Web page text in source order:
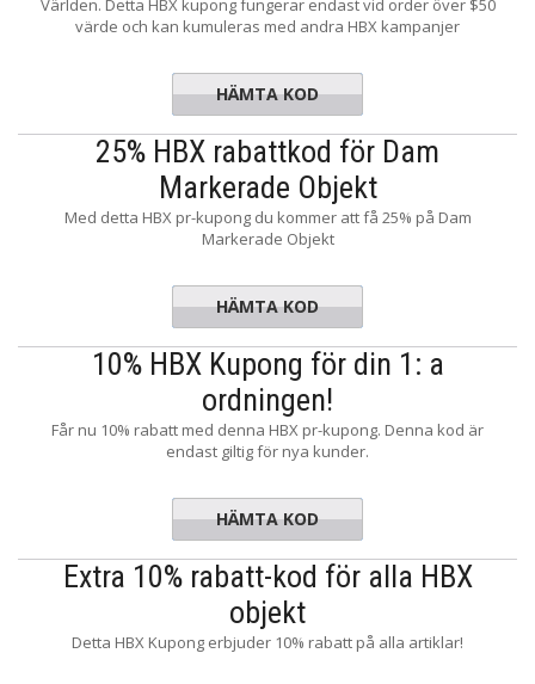
Världen. Detta HBX kupong fungerar endast vid order över $50
värde och kan kumuleras med andra HBX kampanjer
FSHBXDM
HÄMTA KOD
25% HBX rabattkod för Dam
Markerade Objekt
Med detta HBX pr-kupong du kommer att få 25% på Dam
Markerade Objekt
25off
HÄMTA KOD
10% HBX Kupong för din 1: a
ordningen!
Får nu 10% rabatt med denna HBX pr-kupong. Denna kod är
endast giltig för nya kunder.
CEB8E48
HÄMTA KOD
Extra 10% rabatt-kod för alla HBX
objekt
Detta HBX Kupong erbjuder 10% rabatt på alla artiklar!